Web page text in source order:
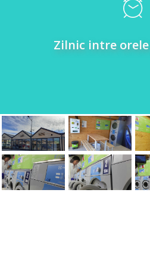
Zilnic intre orele